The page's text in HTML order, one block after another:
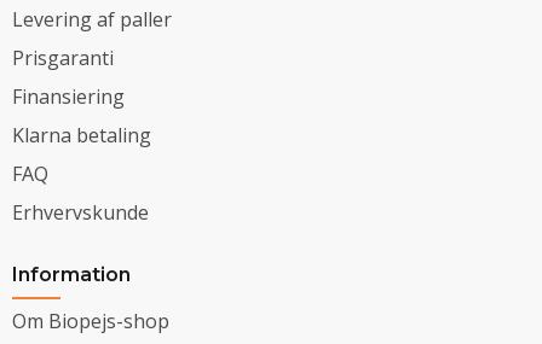
Levering af paller
Prisgaranti
Finansiering
Klarna betaling
FAQ
Erhvervskunde
Information
Om Biopejs-shop